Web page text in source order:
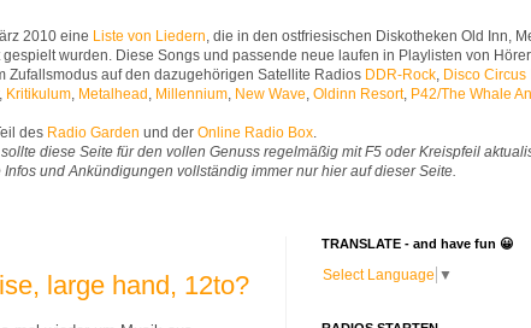
2010 eine Liste von Liedern , die in den ostfriesischen Diskotheken Old Inn,
wurden. Diese Songs und passende neue laufen in Playlisten von
Zufallsmodus auf den dazugehörigen Satellite Radios DDR-Rock Disco Circus
Kritikulum Metalhead Millennium New Wave Oldinn Resort, P42/The Whale
des Radio Garden und der Online Radio Box
diese Seite für den vollen Genuss regelmäßig mit F5 oder Kreispfeil
und Ankündigungen vollständig immer nur hier auf dieser Seite.
large hand, 12to?
TRANSLATE - and have fun 😀
Select Language ▼